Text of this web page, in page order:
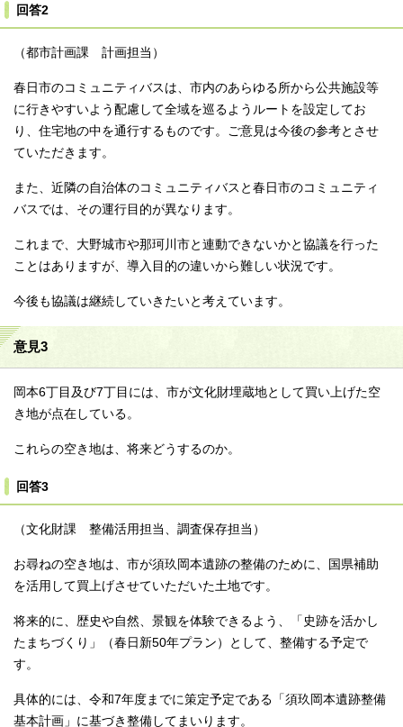
回答2
（都市計画課 計画担当）
春日市のコミュニティバスは、市内のあらゆる所から公共施設等
に行きやすいよう配慮して全域を巡るようルートを設定してお
り、住宅地の中を通行するものです。ご意見は今後の参考とさせ
ていただきます。
また、近隣の自治体のコミュニティバスと春日市のコミュニティ
バスでは、その運行目的が異なります。
これまで、大野城市や那珂川市と連動できないかと協議を行った
ことはありますが、導入目的の違いから難しい状況です。
今後も協議は継続していきたいと考えています。
意見3
岡本6丁目及び7丁目には、市が文化財埋蔵地として買い上げた空
き地が点在している。
これらの空き地は、将来どうするのか。
回答3
（文化財課 整備活用担当、調査保存担当）
お尋ねの空き地は、市が須玖岡本遺跡の整備のために、国県補助
を活用して買上げさせていただいた土地です。
将来的に、歴史や自然、景観を体験できるよう、「史跡を活かし
たまちづくり」（春日新50年プラン）として、整備する予定で
す。
具体的には、令和7年度までに策定予定である「須玖岡本遺跡整備
基本計画」に基づき整備してまいります。